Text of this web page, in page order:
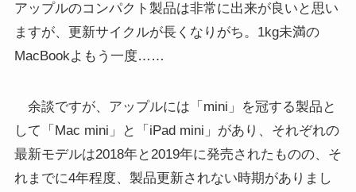
アップルのコンパクト製品は非常に出来が良いと思い
ますが、更新サイクルが長くなりがち。1kg未満の
MacBookよもう一度……
余談ですが、アップルには「mini」を冠する製品と
して「Mac mini」と「iPad mini」があり、それぞれの
最新モデルは2018年と2019年に発売されたものの、そ
れまでに4年程度、製品更新されない時期がありまし